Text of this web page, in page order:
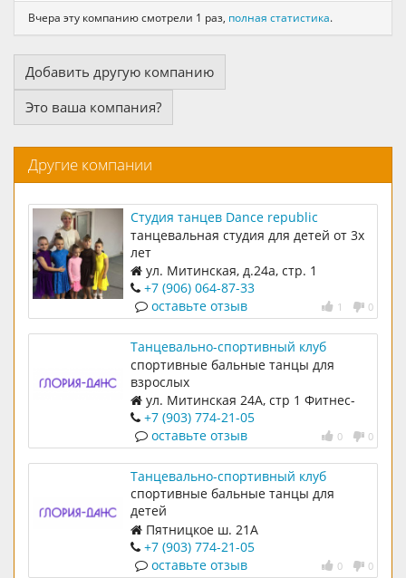
Вчера эту компанию смотрели 1 раз, полная статистика.
Добавить другую компанию
Это ваша компания?
Другие компании
Студия танцев Dance republic
танцевальная студия для детей от 3х
лет
ул. Митинская, д.24а, стр. 1
+7 (906) 064-87-33
1 0
оставьте отзыв
Танцевально-спортивный клуб
Глория-Данс на Митинской
спортивные бальные танцы для
взрослых
ул. Митинская 24А, стр 1 Фитнес-
клуб [Republika]
+7 (903) 774-21-05
0 0
оставьте отзыв
Танцевально-спортивный клуб
Глория-Данс на Пятницком шоссе
спортивные бальные танцы для
детей
Пятницкое ш. 21А
+7 (903) 774-21-05
0 0
оставьте отзыв